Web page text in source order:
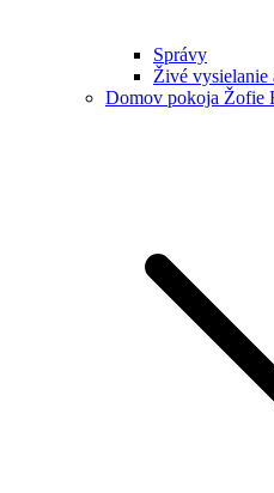
Správy
Živé vysielanie
Domov pokoja Žofie